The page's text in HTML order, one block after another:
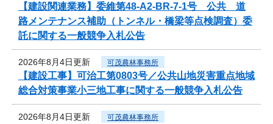
【建設関連業務】委維第48-A2-BR-7-1号 公共 道
路メンテナンス補助（トンネル・橋梁等点検調査）委
託に関する一般競争入札公告
2026年8月4日更新 可茂農林事務所
【建設工事】可治工第0803号／公共山地災害重点地域
総合対策事業小三地工事に関する一般競争入札公告
2026年8月4日更新 可茂農林事務所